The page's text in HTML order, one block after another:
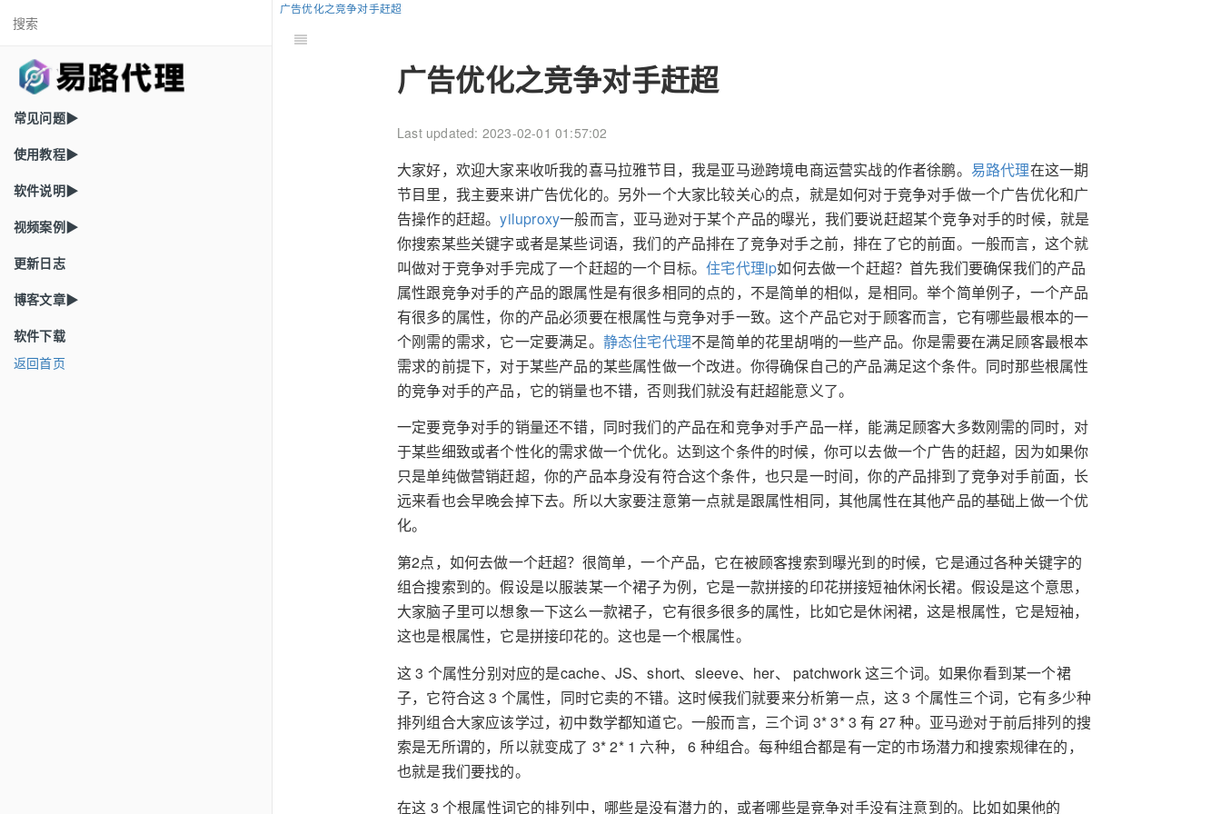
常见问题▶
使用教程▶
软件说明▶
视频案例▶
更新日志
博客文章▶
软件下载
返回首页
广告优化之竞争对手赶超
广告优化之竞争对手赶超
Last updated: 2023-02-01 01:57:02
大家好，欢迎大家来收听我的喜马拉雅节目，我是亚马逊跨境电商运营实战的作者徐鹏。 易路代理在这一期
节目里，我主要来讲广告优化的。另外一个大家比较关心的点，就是如何对于竞争对手做一个广告优化和广
告操作的赶超。yiluproxy一般而言，亚马逊对于某个产品的曝光，我们要说赶超某个竞争对手的时候，就是
你搜索某些关键字或者是某些词语，我们的产品排在了竞争对手之前，排在了它的前面。一般而言，这个就
叫做对于竞争对手完成了一个赶超的一个目标。住宅代理ip如何去做一个赶超？首先我们要确保我们的产品
属性跟竞争对手的产品的跟属性是有很多相同的点的，不是简单的相似，是相同。举个简单例子，一个产品
有很多的属性，你的产品必须要在根属性与竞争对手一致。这个产品它对于顾客而言，它有哪些最根本的一
个刚需的需求，它一定要满足。 静态住宅代理不是简单的花里胡哨的一些产品。你是需要在满足顾客最根本
需求的前提下，对于某些产品的某些属性做一个改进。你得确保自己的产品满足这个条件。同时那些根属性
的竞争对手的产品，它的销量也不错，否则我们就没有赶超能意义了。
一定要竞争对手的销量还不错，同时我们的产品在和竞争对手产品一样，能满足顾客大多数刚需的同时，对
于某些细致或者个性化的需求做一个优化。达到这个条件的时候，你可以去做一个广告的赶超，因为如果你
只是单纯做营销赶超，你的产品本身没有符合这个条件，也只是一时间，你的产品排到了竞争对手前面，长
远来看也会早晚会掉下去。所以大家要注意第一点就是跟属性相同，其他属性在其他产品的基础上做一个优
化。
第2点，如何去做一个赶超？很简单，一个产品，它在被顾客搜索到曝光到的时候，它是通过各种关键字的
组合搜索到的。假设是以服装某一个裙子为例，它是一款拼接的印花拼接短袖休闲长裙。假设是这个意思，
大家脑子里可以想象一下这么一款裙子，它有很多很多的属性，比如它是休闲裙，这是根属性，它是短袖，
这也是根属性，它是拼接印花的。这也是一个根属性。
这 3 个属性分别对应的是cache、JS、short、sleeve、her、 patchwork 这三个词。如果你看到某一个裙
子，它符合这 3 个属性，同时它卖的不错。这时候我们就要来分析第一点，这 3 个属性三个词，它有多少种
排列组合大家应该学过，初中数学都知道它。一般而言，三个词 3* 3* 3 有 27 种。亚马逊对于前后排列的搜
索是无所谓的，所以就变成了 3* 2* 1 六种， 6 种组合。每种组合都是有一定的市场潜力和搜索规律在的，
也就是我们要找的。
在这 3 个根属性词它的排列中，哪些是没有潜力的，或者哪些是竞争对手没有注意到的。比如如果他的